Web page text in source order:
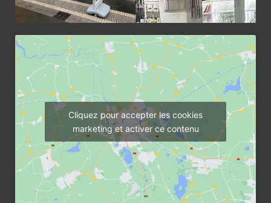
Cliquez pour accepter les cookies
marketing et activer ce contenu